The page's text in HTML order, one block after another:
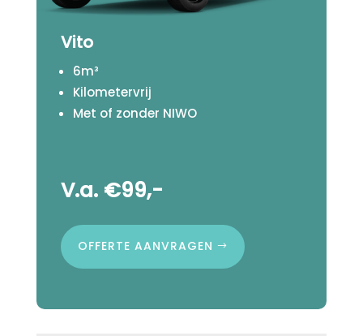
Vito
6m³
Kilometervrij
Met of zonder NIWO
V.a. €99,-
OFFERTE AANVRAGEN